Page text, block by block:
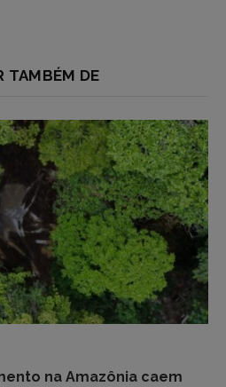
TAMBÉM DE
na Amazônia caem